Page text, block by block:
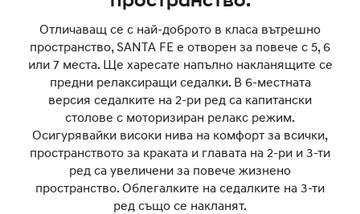
Отличаващ се с най-доброто в класа вътрешно
пространство, SANTA FE е отворен за повече с 5, 6
или 7 места. Ще харесате напълно накланящите се
предни релаксиращи седалки. В 6-местната
версия седалките на 2-ри ред са капитански
столове с моторизиран релакс режим.
Осигурявайки високи нива на комфорт за всички,
пространството за краката и главата на 2-ри и 3-ти
ред са увеличени за повече жизнено
пространство. Облегалките на седалките на 3-ти
ред също се накланят.